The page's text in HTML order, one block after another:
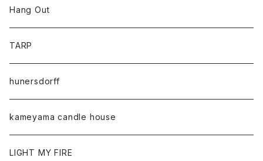
Hang Out
TARP
hunersdorff
kameyama candle house
LIGHT MY FIRE